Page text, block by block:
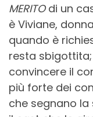
MERITO di un
è Viviane,
quando è
resta
convincere il
più forte dei
che segnano la